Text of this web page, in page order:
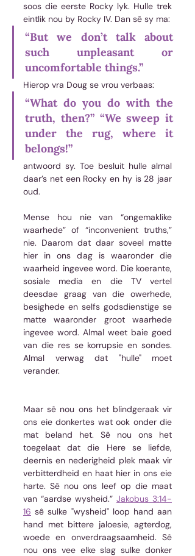
soos die eerste Rocky lyk. Hulle trek
“But we don’t talk about
such unpleasant or
uncomfortable things.”
Hierop vra Doug se vrou verbaas:
“What do you do with the
truth, then?” “We sweep it
under the rug, where it
belongs!”
antwoord sy. Toe besluit hulle almal
daar’s net een Rocky en hy is 28 jaar
oud.
Mense hou nie van “ongemaklike
waarhede” of “inconvenient truths,”
nie. Daarom dat daar soveel matte
hier in ons dag is waaronder die
waarheid ingevee word. Die koerante,
sosiale media en die TV vertel
deesdae graag van die owerhede,
besighede en selfs godsdienstige se
matte waaronder groot waarhede
ingevee word. Almal weet baie goed
van die res se korrupsie en sondes.
Almal verwag dat "hulle" moet
verander.
Maar sê nou ons het blindgeraak vir
ons eie donkertes wat ook onder die
mat beland het. Sê nou ons het
toegelaat dat die Here se liefde,
deernis en nederigheid plek maak vir
verbitterdheid en haat hier in ons eie
harte. Sê nou ons leef op die maat
van “aardse wysheid.” Jakobus 3:14-
16 sê sulke "wysheid" loop hand aan
hand met bittere jaloesie, agterdog,
woede en onverdraagsaamheid. Sê
nou ons vee elke slag sulke donker